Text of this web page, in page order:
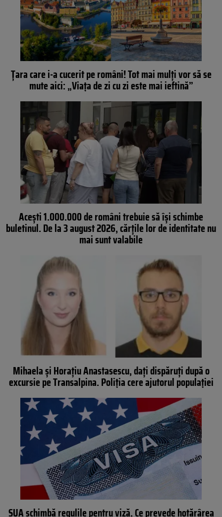
Țara care i-a cucerit pe români! Tot mai mulți vor să se
mute aici: „Viața de zi cu zi este mai ieftină”
Acești 1.000.000 de români trebuie să își schimbe
buletinul. De la 3 august 2026, cărțile lor de identitate nu
mai sunt valabile
Mihaela și Horațiu Anastasescu, dați dispăruți după o
excursie pe Transalpina. Poliția cere ajutorul populației
SUA schimbă regulile pentru viză. Ce prevede hotărârea